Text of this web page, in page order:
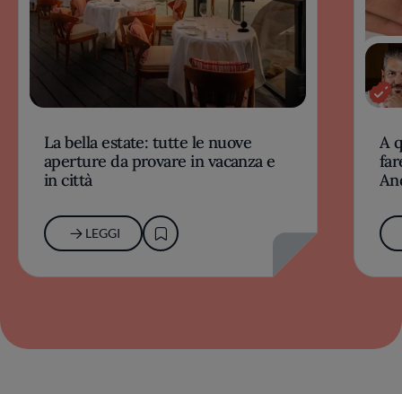
La bella estate: tutte le nuove
aperture da provare in vacanza e
in città
LEGGI
A